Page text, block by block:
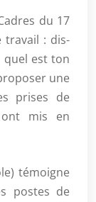
du 17
travail : dis-
est ton
une
prises de
mis en
témoigne
postes de